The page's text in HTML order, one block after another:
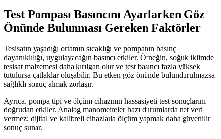
Test Pompası Basıncını Ayarlarken Göz
Önünde Bulunması Gereken Faktörler
Tesisatın yaşadığı ortamın sıcaklığı ve pompanın basınç
dayanıklılığı, uygulayacağın basıncı etkiler. Örneğin, soğuk iklimde
tesisat malzemesi daha kırılgan olur ve test basıncı fazla yüksek
tutulursa çatlaklar oluşabilir. Bu etken göz önünde bulundurulmazsa
sağlıklı sonuç almak zorlaşır.
Ayrıca, pompa tipi ve ölçüm cihazının hassasiyeti test sonuçlarını
doğrudan etkiler. Analog manometreler bazı durumlarda net veri
vermez; dijital ve kalibreli cihazlarla ölçüm yapmak daha güvenilir
sonuç sunar.